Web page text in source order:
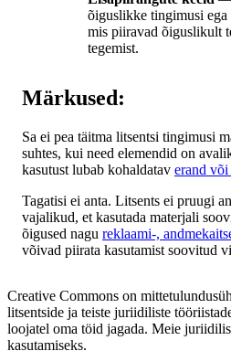
õiguslikke tingimusi ega
mis piiravad õiguslikult
tegemist.
Märkused:
Sa ei pea täitma litsentsi tingimusi
suhtes, kui need elemendid on
kasutust lubab kohaldatav erand
Tagatisi ei anta. Litsents ei pruugi
vajalikud, et kasutada materjali
õigused nagu reklaami-,
võivad piirata kasutamist soovitud
Creative Commons on
litsentside ja teiste juriidiliste
loojatel oma töid jagada. Meie
kasutamiseks.